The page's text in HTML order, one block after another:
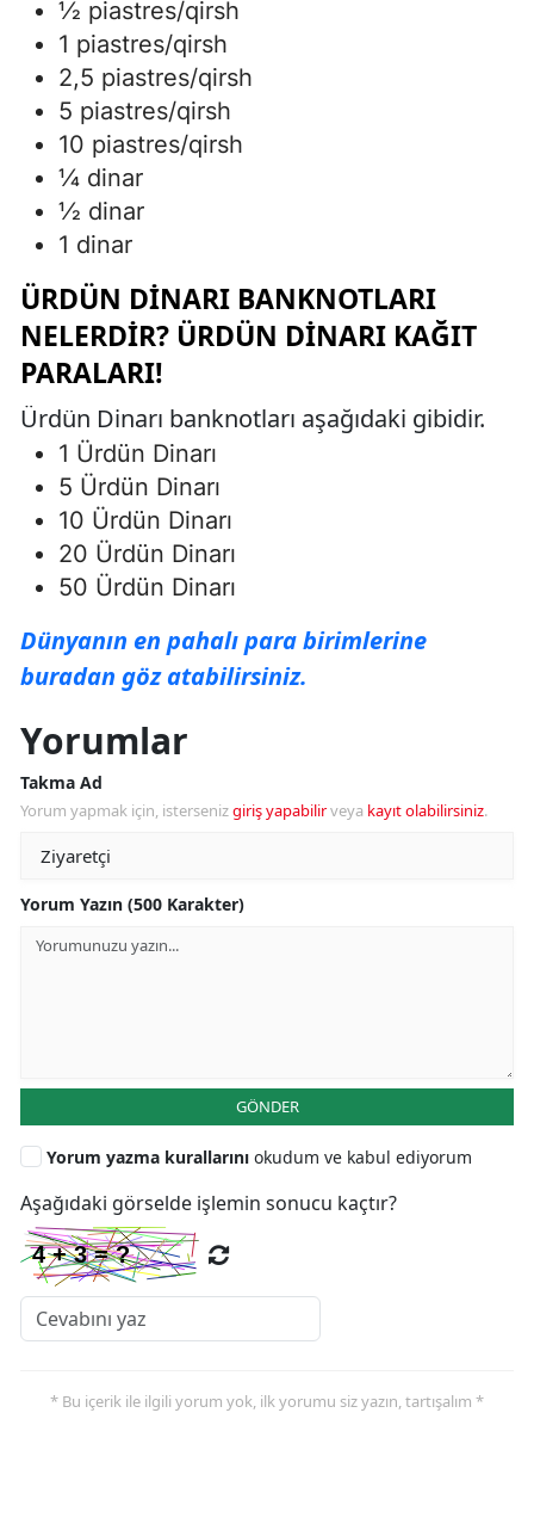
1⁄2 piastres/qirsh
1 piastres/qirsh
2,5 piastres/qirsh
5 piastres/qirsh
10 piastres/qirsh
1⁄4 dinar
1⁄2 dinar
1 dinar
ÜRDÜN DINARI BANKNOTLARI
NELERDIR? ÜRDÜN DINARI KAĞIT
PARALARI!
Ürdün Dinarı banknotları aşağıdaki gibidir.
1 Ürdün Dinarı
5 Ürdün Dinarı
10 Ürdün Dinarı
20 Ürdün Dinarı
50 Ürdün Dinarı
Dünyanın en pahalı para birimlerine
buradan göz atabilirsiniz.
Yorumlar
Takma Ad
Yorum yapmak için, istersenizgiriş yapabilirveya kayıt olabilirsiniz.
Yorum Yazın (500 Karakter)
GÖNDER
Yorum yazma kurallarını okudum ve kabul ediyorum
Aşağıdaki görselde işlemin sonucu kaçtır?
* Bu içerik ile ilgili yorum yok, ilk yorumu siz yazın, tartışalım *